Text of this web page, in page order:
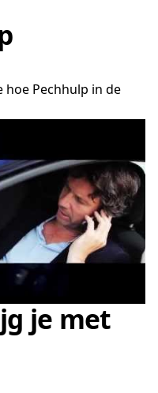
hoe Pechhulp in de
je met